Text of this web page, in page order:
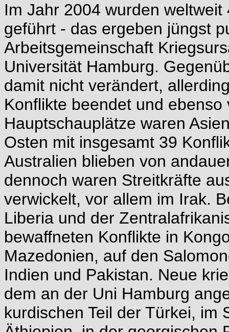
Im Jahr 2004 wurden
geführt - das ergeben jüngst
Arbeitsgemeinschaft
Universität Hamburg.
damit nicht verändert,
Konflikte beendet und
Hauptschauplätze waren
Osten mit insgesamt 39
Australien blieben von
dennoch waren Streitkräfte
verwickelt, vor allem im Irak.
Liberia und der
bewaffneten Konflikte in
Mazedonien, auf den
Indien und Pakistan. Neue
dem an der Uni Hamburg
kurdischen Teil der Türkei, im